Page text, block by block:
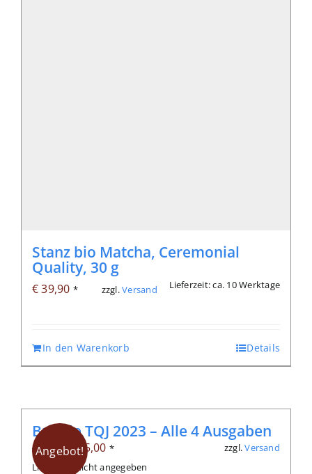
Stanz bio Matcha, Ceremonial
Quality, 30 g
€39,90 * zzgl.Versand Lieferzeit: ca. 10 Werktage
In den Warenkorb Details
Angebot!
Bundle TQJ 2023 – Alle 4 Ausgaben
€51,20 Ursprünglicher
Preis
€25,00Aktueller
Preis
* zzgl.Versand
Lieferzeit: nicht angegeben